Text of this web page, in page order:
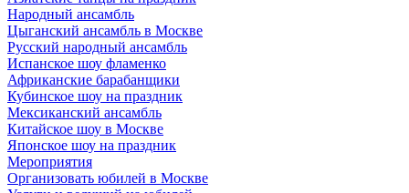
Народный ансамбль
Цыганский ансамбль в Москве
Русский народный ансамбль
Испанское шоу фламенко
Африканские барабанщики
Кубинское шоу на праздник
Мексиканский ансамбль
Китайское шоу в Москве
Японское шоу на праздник
Мероприятия
Организовать юбилей в Москве